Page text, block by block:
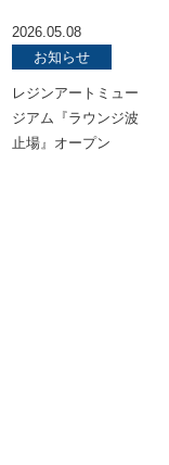
2026.05.08
お知らせ
レジンアートミュー
ジアム『ラウンジ波
止場』オープン